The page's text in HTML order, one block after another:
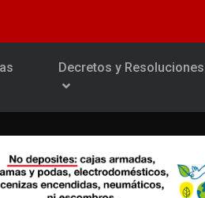
Decretos y Resoluciones